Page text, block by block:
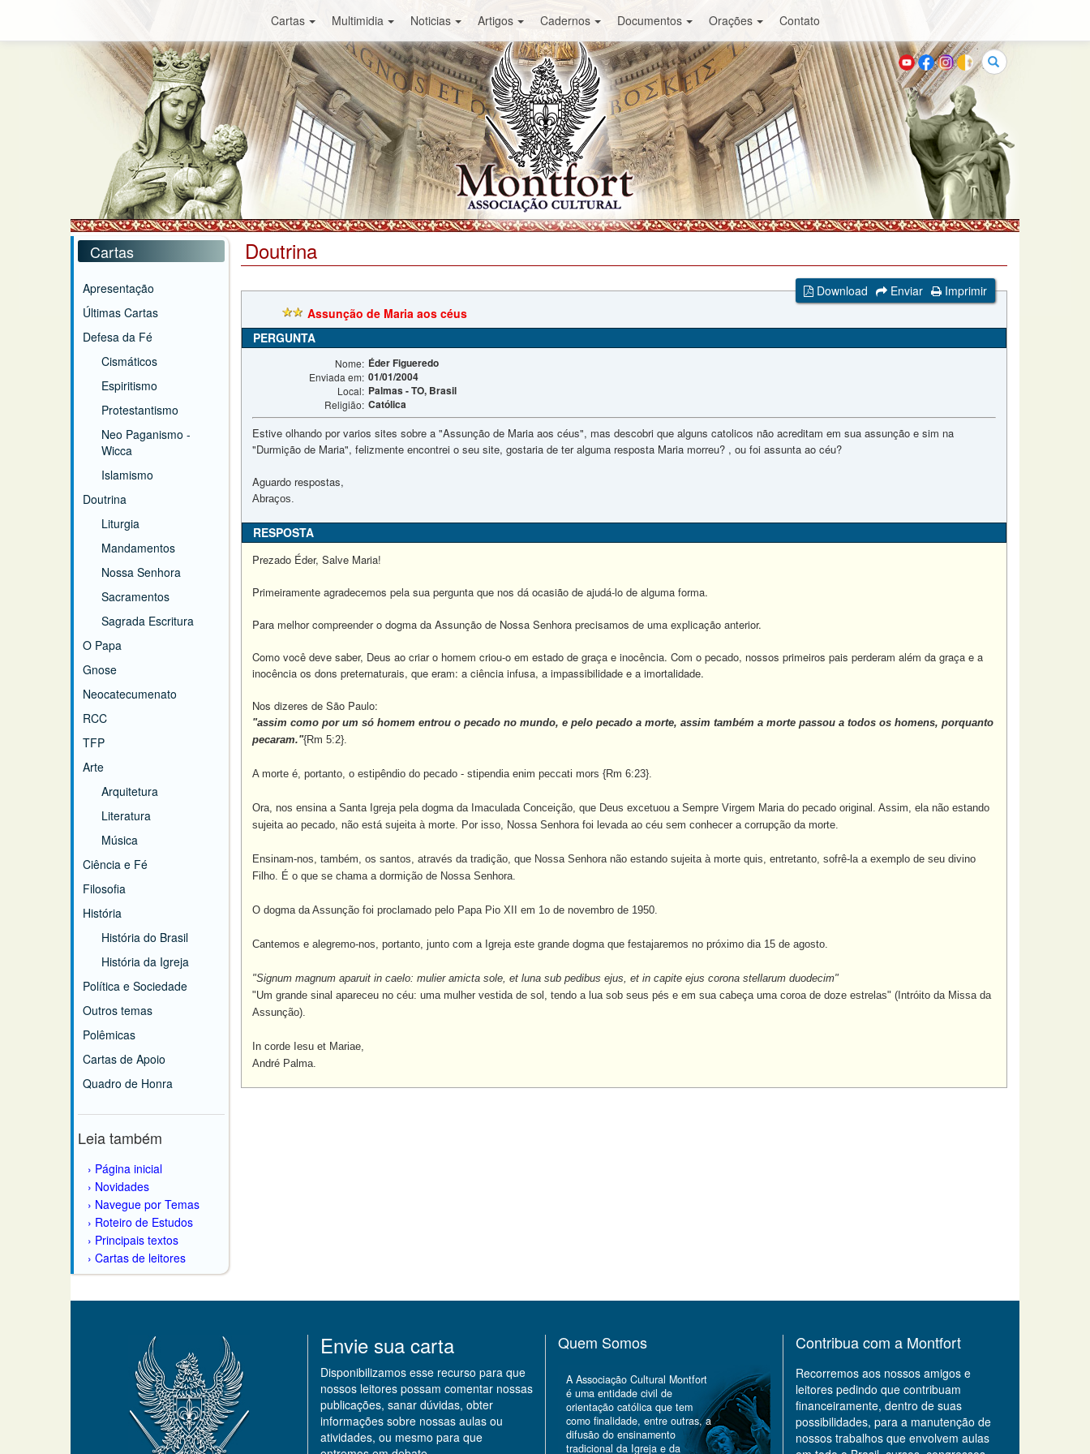
Cartas Multimidia Noticias Artigos Cadernos Documentos Orações Contato
Buscar
Cartas
Apresentação
Últimas Cartas
Defesa da Fé
Cismáticos
Espiritismo
Protestantismo
Neo Paganismo -
Wicca
Islamismo
Doutrina
Liturgia
Mandamentos
Nossa Senhora
Sacramentos
Sagrada Escritura
O Papa
Gnose
Neocatecumenato
RCC
TFP
Arte
Arquitetura
Literatura
Música
Ciência e Fé
Filosofia
História
História do Brasil
História da Igreja
Política e Sociedade
Outros temas
Polêmicas
Cartas de Apoio
Quadro de Honra
Leia também
Página inicial
Novidades
Navegue por Temas
Roteiro de Estudos
Principais textos
Cartas de leitores
Doutrina
Download Enviar
Imprimir
Assunção de Maria aos céus
PERGUNTA
Nome: Éder Figueredo
Enviada em: 01/01/2004
Local: Palmas - TO, Brasil
Religião: Católica
Estive olhando por varios sites sobre a "Assunção de Maria aos céus", mas descobri que alguns catolicos não acreditam em sua assunção e sim na
"Durmição de Maria", felizmente encontrei o seu site, gostaria de ter alguma resposta Maria morreu? , ou foi assunta ao céu?
Aguardo respostas,
Abraços.
RESPOSTA
Prezado Éder, Salve Maria!
Primeiramente agradecemos pela sua pergunta que nos dá ocasião de ajudá-lo de alguma forma.
Para melhor compreender o dogma da Assunção de Nossa Senhora precisamos de uma explicação anterior.
Como você deve saber, Deus ao criar o homem criou-o em estado de graça e inocência. Com o pecado, nossos primeiros pais perderam além da graça e a
inocência os dons preternaturais, que eram: a ciência infusa, a impassibilidade e a imortalidade.
Nos dizeres de São Paulo:
"assim como por um só homem entrou o pecado no mundo, e pelo pecado a morte, assim também a morte passou a todos os homens, porquanto
pecaram."{Rm 5:2}.
A morte é, portanto, o estipêndio do pecado - stipendia enim peccati mors {Rm 6:23}.
Ora, nos ensina a Santa Igreja pela dogma da Imaculada Conceição, que Deus excetuou a Sempre Virgem Maria do pecado original. Assim, ela não estando
sujeita ao pecado, não está sujeita à morte. Por isso, Nossa Senhora foi levada ao céu sem conhecer a corrupção da morte.
Ensinam-nos, também, os santos, através da tradição, que Nossa Senhora não estando sujeita à morte quis, entretanto, sofrê-la a exemplo de seu divino
Filho. É o que se chama a dormição de Nossa Senhora.
O dogma da Assunção foi proclamado pelo Papa Pio XII em 1o de novembro de 1950.
Cantemos e alegremo-nos, portanto, junto com a Igreja este grande dogma que festajaremos no próximo dia 15 de agosto.
"Signum magnum aparuit in caelo: mulier amicta sole, et luna sub pedibus ejus, et in capite ejus corona stellarum duodecim"
"Um grande sinal apareceu no céu: uma mulher vestida de sol, tendo a lua sob seus pés e em sua cabeça uma coroa de doze estrelas" (Intróito da Missa da
Assunção).
In corde Iesu et Mariae,
André Palma.
Envie sua carta
Disponibilizamos esse recurso para que
nossos leitores possam comentar nossas
publicações, sanar dúvidas, obter
informações sobre nossas aulas ou
atividades, ou mesmo para que
Quem Somos
A Associação Cultural Montfort
é uma entidade civil de
orientação católica que tem
como finalidade, entre outras, a
difusão do ensinamento
tradicional da Igreja e da
Contribua com a Montfort
Recorremos aos nossos amigos e
leitores pedindo que contribuam
financeiramente, dentro de suas
possibilidades, para a manutenção de
nossos trabalhos que envolvem aulas